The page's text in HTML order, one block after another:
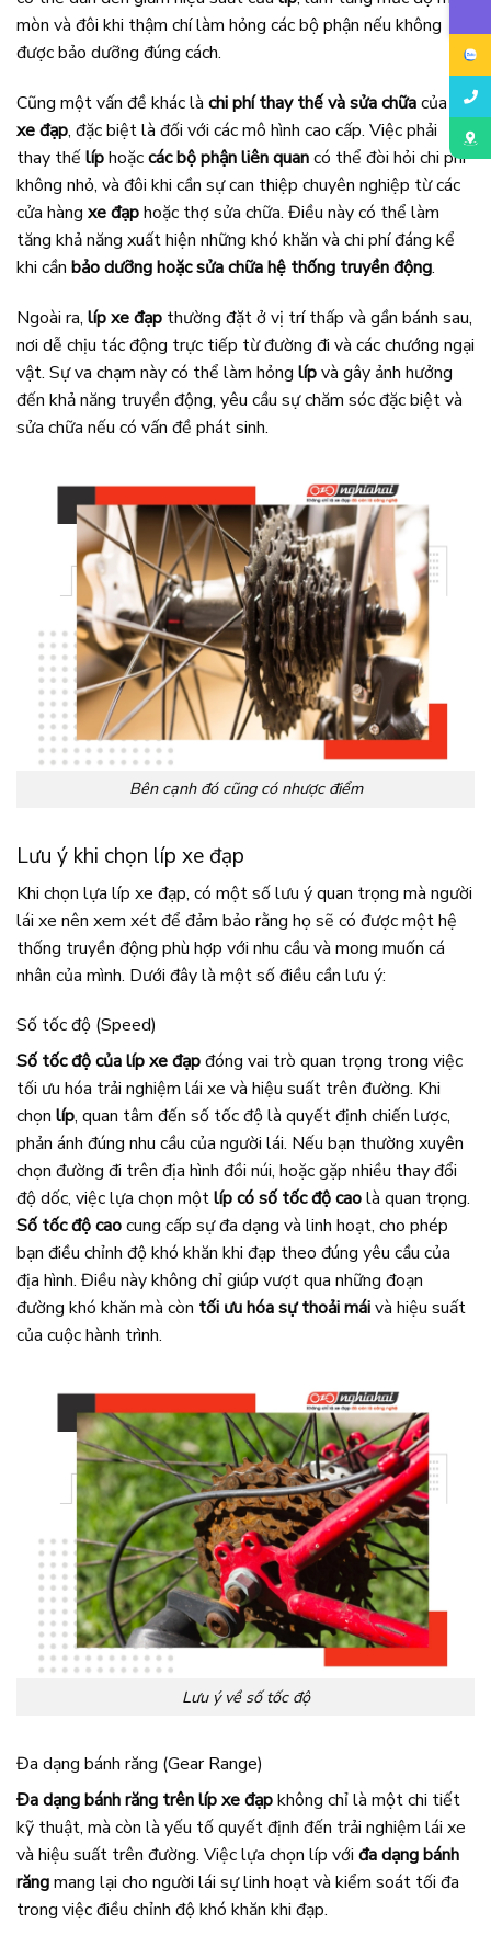
mòn và đôi khi thậm chí làm hỏng các bộ phận nếu không
được bảo dưỡng đúng cách.
Cũng một vấn đề khác là chi phí thay thế và sửa chữacủa
líp
xe đạp, đặc biệt là đối với các mô hình cao cấp. Việc phải
thay thếlíphoặccác bộ phận liên quancó thể đòi hỏi chi phí
không nhỏ, và đôi khi cần sự can thiệp chuyên nghiệp từ các
cửa hàng xe đạphoặc thợ sửa chữa. Điều này có thể làm
tăng khả năng xuất hiện những khó khăn và chi phí đáng kể
khi cần bảo dưỡng hoặc sửa chữa hệ thống truyền động.
Ngoài ra, líp xe đạp thường đặt ở vị trí thấp và gần bánh sau,
nơi dễ chịu tác động trực tiếp từ đường đi và các chướng ngại
vật. Sự va chạm này có thể làm hỏng lípvà gây ảnh hưởng
đến khả năng truyền động, yêu cầu sự chăm sóc đặc biệt và
sửa chữa nếu có vấn đề phát sinh.
Bên cạnh đó cũng có nhược điểm
Lưu ý khi chọn líp xe đạp
Khi chọn lựa líp xe đạp, có một số lưu ý quan trọng mà người
lái xe nên xem xét để đảm bảo rằng họ sẽ có được một hệ
thống truyền động phù hợp với nhu cầu và mong muốn cá
nhân của mình. Dưới đây là một số điều cần lưu ý:
Số tốc độ (Speed)
Số tốc độ của líp xe đạpđóng vai trò quan trọng trong việc
tối ưu hóa trải nghiệm lái xe và hiệu suất trên đường. Khi
chọn líp, quan tâm đến số tốc độ là quyết định chiến lược,
phản ánh đúng nhu cầu của người lái. Nếu bạn thường xuyên
chọn đường đi trên địa hình đồi núi, hoặc gặp nhiều thay đổi
độ dốc, việc lựa chọn mộtlíp có số tốc độ caolà quan trọng.
Số tốc độ caocung cấp sự đa dạng và linh hoạt, cho phép
bạn điều chỉnh độ khó khăn khi đạp theo đúng yêu cầu của
địa hình. Điều này không chỉ giúp vượt qua những đoạn
đường khó khăn mà còn tối ưu hóa sự thoải máivà hiệu suất
của cuộc hành trình.
Lưu ý về số tốc độ
Đa dạng bánh răng (Gear Range)
Đa dạng bánh răng trên líp xe đạpkhông chỉ là một chi tiết
kỹ thuật, mà còn là yếu tố quyết định đến trải nghiệm lái xe
và hiệu suất trên đường. Việc lựa chọn líp với đa dạng bánh
răngmang lại cho người lái sự linh hoạt và kiểm soát tối đa
trong việc điều chỉnh độ khó khăn khi đạp.